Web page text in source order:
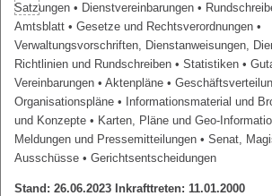
Satzungen • Dienstvereinbarungen •
Amtsblatt • Gesetze und Rechtsverordnungen •
Verwaltungsvorschriften, Dienstanweisungen,
Richtlinien und Rundschreiben • Statistiken •
Vereinbarungen • Aktenpläne •
Organisationspläne • Informationsmaterial und
und Konzepte • Karten, Pläne und Geo-
Meldungen und Pressemitteilungen • Senat,
Ausschüsse • Gerichtsentscheidungen
Stand: 26.06.2023 Inkrafttreten: 11.01.2000